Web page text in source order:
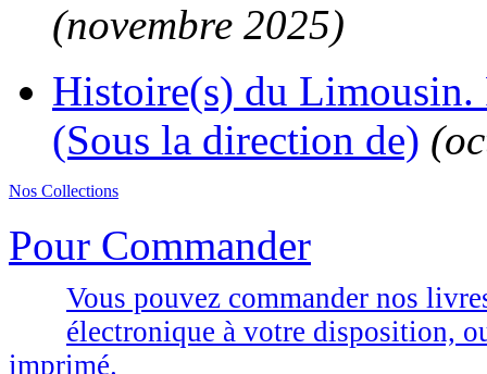
(novembre 2025)
Histoire(s) du Limousin.
(Sous la direction de)
Nos Collections
Pour Commander
Vous pouvez commander nos
électronique à votre disposition,
imprimé.